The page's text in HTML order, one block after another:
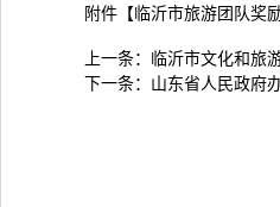
附件【临沂市旅游团队奖
上一条： 临沂市文化和旅
下一条： 山东省人民政府